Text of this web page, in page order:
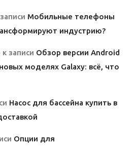
Мобильные телефоны
индустрию?
к записи Обзор версии Android
моделях Galaxy: всё, что
Насос для бассейна купить в
Опции для